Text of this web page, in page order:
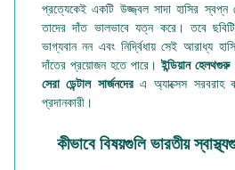
প্রত্যেকেই একটি উজ্জ্বল সাদা হাসির স্বপ্ন
তাদের দাঁত ভালভাবে যত্ন করে। তবে
ভাগ্যবান নন এবং নির্দ্বিধায় সেই আরাধ্য
দাঁতের প্রয়োজন হতে পারে।ইন্ডিয়ান হেলথগুরু
সেরা ডেন্টাল সার্জনদেরএ অ্যাক্সেস সরবরাহ
প্রদানকারী।
কীভাবে বিষয়গুলি ভারতীয়